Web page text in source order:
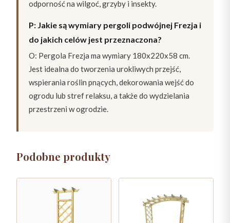
odporność na wilgoć, grzyby i insekty.
P: Jakie są wymiary pergoli podwójnej Frezja i
do jakich celów jest przeznaczona?
O: Pergola Frezja ma wymiary 180x220x58 cm.
Jest idealna do tworzenia urokliwych przejść,
wspierania roślin pnących, dekorowania wejść do
ogrodu lub stref relaksu, a także do wydzielania
przestrzeni w ogrodzie.
Podobne produkty